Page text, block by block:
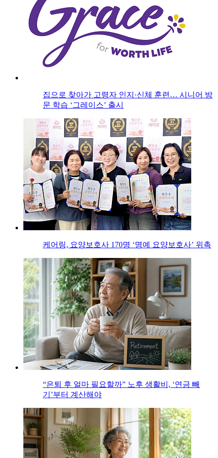
집으로 찾아가 고령자 인지·신체 훈련… 시니어 방
문 학습 ‘그레이스’ 출시
케어링, 요양보호사 170명 ‘명예 요양보호사’ 위촉
“은퇴 후 얼마 필요할까” 노후 생활비, ‘연금 빼
기’부터 계산해야